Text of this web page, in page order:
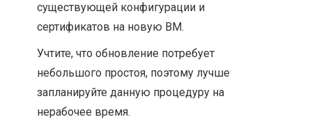
существующей конфигурации и
сертификатов на новую ВМ.
Учтите, что обновление потребует
небольшого простоя, поэтому лучше
запланируйте данную процедуру на
нерабочее время.